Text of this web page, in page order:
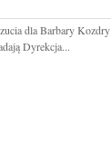
dla Barbary Kozdry
Dyrekcja...